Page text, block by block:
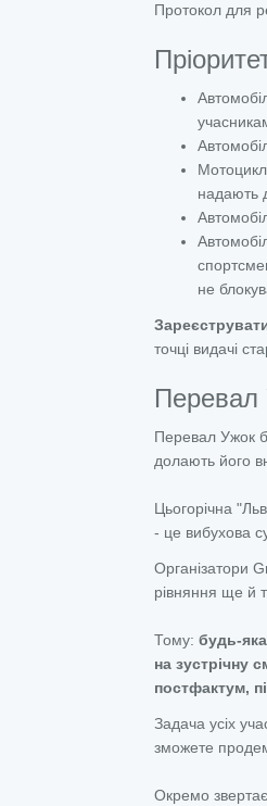
Протокол для
надають
не
точці видачі
Перевал
Перевал Ужок
долають його
Цьогорічна
- це вибухова
Організатори
рівняння ще й
Тому: будь-
на зустрічну
постфактум,
Задача усіх
зможете
Окремо